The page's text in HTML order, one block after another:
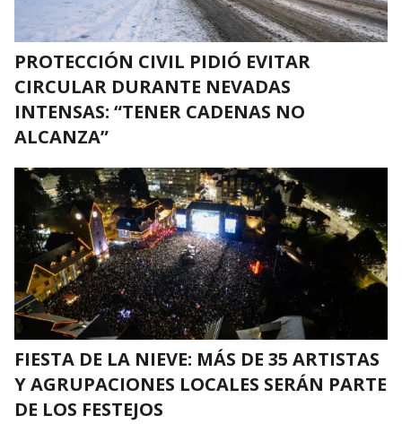
PROTECCIÓN CIVIL PIDIÓ EVITAR
CIRCULAR DURANTE NEVADAS
INTENSAS: “TENER CADENAS NO
ALCANZA”
FIESTA DE LA NIEVE: MÁS DE 35 ARTISTAS
Y AGRUPACIONES LOCALES SERÁN PARTE
DE LOS FESTEJOS